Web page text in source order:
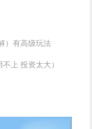
）有高级玩法
上 投资太大）